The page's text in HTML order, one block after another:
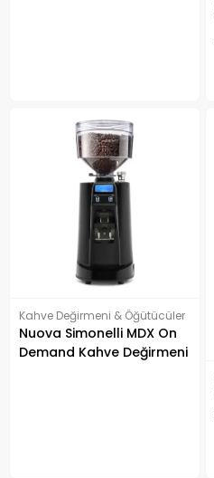
Kahve Değirmeni & Öğütücüler
Nuova Simonelli MDX On
Demand Kahve Değirmeni